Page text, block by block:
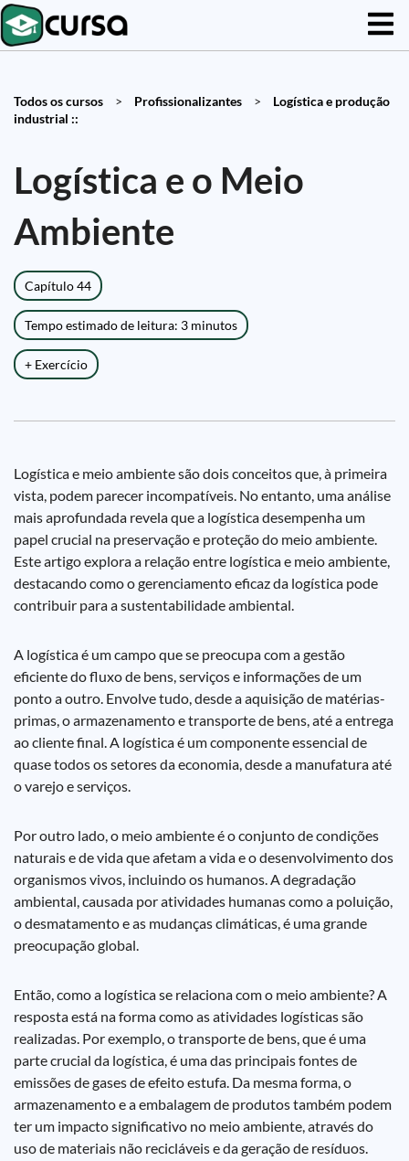
Todos os cursos > Profissionalizantes >
Logística e produção
industrial ::
Logística e o Meio
Ambiente
Capítulo 44
Tempo estimado de leitura: 3 minutos
+ Exercício
Logística e meio ambiente são dois conceitos que, à primeira
vista, podem parecer incompatíveis. No entanto, uma análise
mais aprofundada revela que a logística desempenha um
papel crucial na preservação e proteção do meio ambiente.
Este artigo explora a relação entre logística e meio ambiente,
destacando como o gerenciamento eficaz da logística pode
contribuir para a sustentabilidade ambiental.
A logística é um campo que se preocupa com a gestão
eficiente do fluxo de bens, serviços e informações de um
ponto a outro. Envolve tudo, desde a aquisição de matérias-
primas, o armazenamento e transporte de bens, até a entrega
ao cliente final. A logística é um componente essencial de
quase todos os setores da economia, desde a manufatura até
o varejo e serviços.
Por outro lado, o meio ambiente é o conjunto de condições
naturais e de vida que afetam a vida e o desenvolvimento dos
organismos vivos, incluindo os humanos. A degradação
ambiental, causada por atividades humanas como a poluição,
o desmatamento e as mudanças climáticas, é uma grande
preocupação global.
Então, como a logística se relaciona com o meio ambiente? A
resposta está na forma como as atividades logísticas são
realizadas. Por exemplo, o transporte de bens, que é uma
parte crucial da logística, é uma das principais fontes de
emissões de gases de efeito estufa. Da mesma forma, o
armazenamento e a embalagem de produtos também podem
ter um impacto significativo no meio ambiente, através do
uso de materiais não recicláveis e da geração de resíduos.